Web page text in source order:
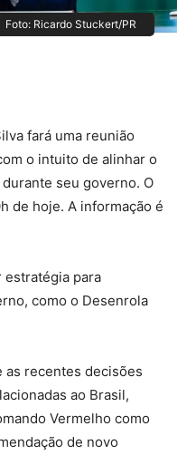
Foto: Ricardo Stuckert/PR
fará uma reunião
o intuito de alinhar o
seu governo. O
de hoje. A informação é
estratégia para
como o Desenrola
as recentes decisões
ao Brasil,
Vermelho como
de novo